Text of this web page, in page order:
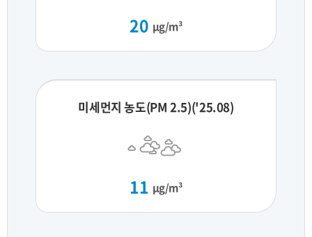
20 μg/m³
미세먼지 농도(PM 2.5)('25.08)
11 μg/m³